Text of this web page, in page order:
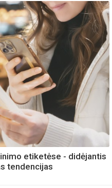
etiketėse - didėjantis
tendencijas